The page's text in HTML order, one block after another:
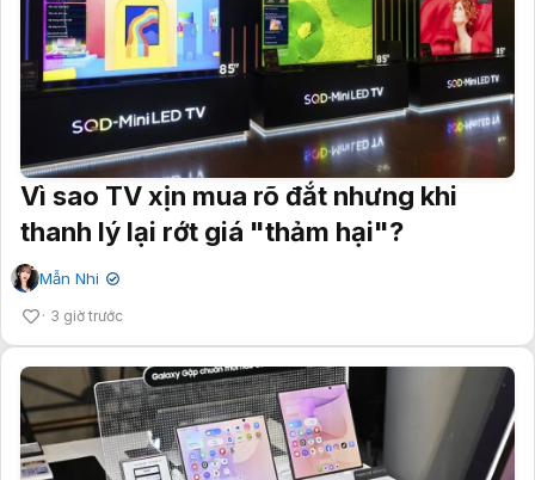
Vì sao TV xịn mua rõ đắt nhưng khi
thanh lý lại rớt giá "thảm hại"?
Mẫn Nhi ✔
3 giờ trước